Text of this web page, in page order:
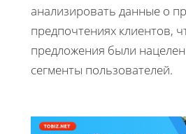
анализировать данные о
предпочтениях клиентов,
предложения были
сегменты пользователей.